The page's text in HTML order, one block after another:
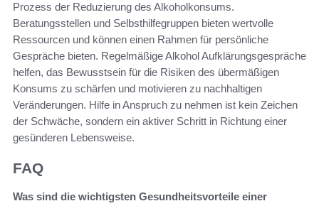
Prozess der Reduzierung des Alkoholkonsums.
Beratungsstellen und Selbsthilfegruppen bieten wertvolle
Ressourcen und können einen Rahmen für persönliche
Gespräche bieten. Regelmäßige Alkohol Aufklärungsgespräche
helfen, das Bewusstsein für die Risiken des übermäßigen
Konsums zu schärfen und motivieren zu nachhaltigen
Veränderungen. Hilfe in Anspruch zu nehmen ist kein Zeichen
der Schwäche, sondern ein aktiver Schritt in Richtung einer
gesünderen Lebensweise.
FAQ
Was sind die wichtigsten Gesundheitsvorteile einer